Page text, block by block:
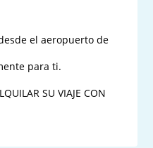
el aeropuerto de
para ti.
SU VIAJE CON